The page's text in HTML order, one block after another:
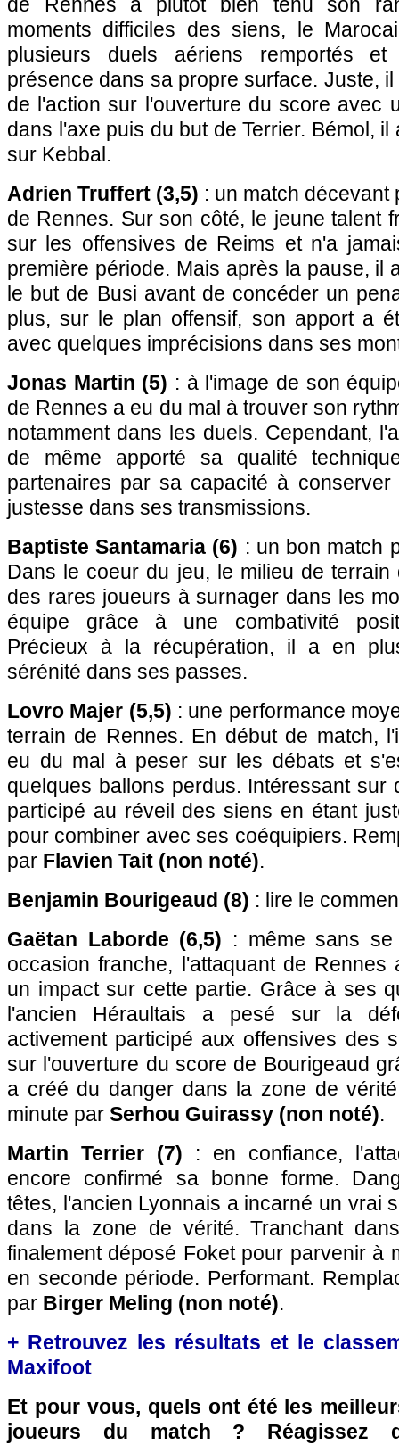
moments difficiles des siens, le
plusieurs duels aériens remportés
présence dans sa propre surface. Juste,
de l'action sur l'ouverture du score avec
dans l'axe puis du but de Terrier. Bémol,
sur Kebbal.
Adrien Truffert (3,5) : un match décevant
de Rennes. Sur son côté, le jeune talent
sur les offensives de Reims et n'a
première période. Mais après la pause, il
le but de Busi avant de concéder un
plus, sur le plan offensif, son apport a
avec quelques imprécisions dans ses
Jonas Martin (5) : à l'image de son
de Rennes a eu du mal à trouver son
notamment dans les duels. Cependant,
de même apporté sa qualité
partenaires par sa capacité à
justesse dans ses transmissions.
Baptiste Santamaria (6) : un bon match
Dans le coeur du jeu, le milieu de
des rares joueurs à surnager dans les
équipe grâce à une combativité
Précieux à la récupération, il a en
sérénité dans ses passes.
Lovro Majer (5,5) : une performance
terrain de Rennes. En début de match,
eu du mal à peser sur les débats et
quelques ballons perdus. Intéressant sur
participé au réveil des siens en étant
pour combiner avec ses coéquipiers.
par Flavien Tait (non noté).
Benjamin Bourigeaud (8) : lire le
Gaëtan Laborde (6,5) : même sans
occasion franche, l'attaquant de Rennes
un impact sur cette partie. Grâce à ses
l'ancien Héraultais a pesé sur la
activement participé aux offensives des
sur l'ouverture du score de Bourigeaud
a créé du danger dans la zone de
minute par Serhou Guirassy (non noté).
Martin Terrier (7) : en confiance,
encore confirmé sa bonne forme.
têtes, l'ancien Lyonnais a incarné un vrai
dans la zone de vérité. Tranchant
finalement déposé Foket pour parvenir à
en seconde période. Performant.
par Birger Meling (non noté).
+ Retrouvez les résultats et le
Maxifoot
Et pour vous, quels ont été les
joueurs du match ? Réagissez